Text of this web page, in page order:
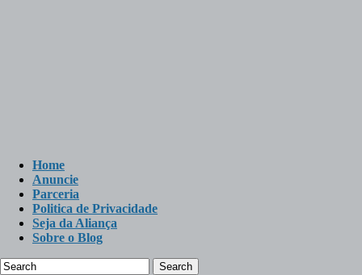
Home
Anuncie
Parceria
Politica de Privacidade
Seja da Aliança
Sobre o Blog
Search